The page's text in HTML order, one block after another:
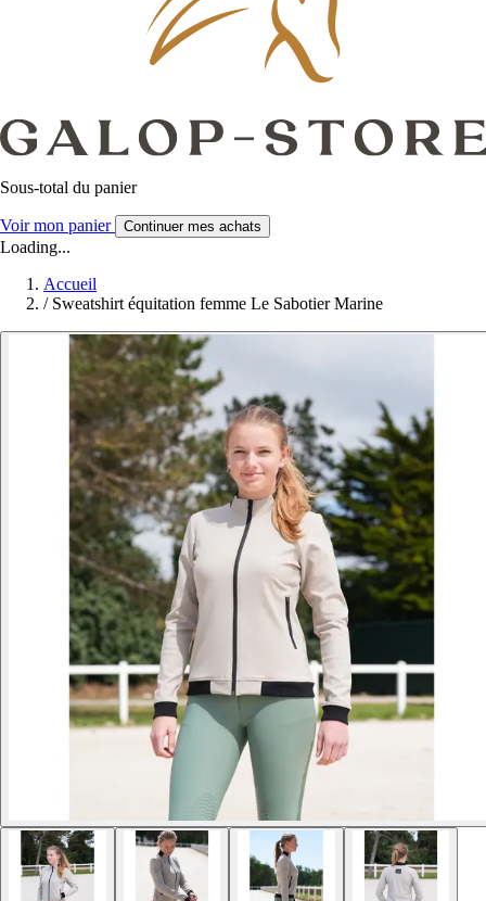
Sous-total du panier
Voir mon panier Continuer mes achats
Loading...
Accueil
/ Sweatshirt équitation femme Le Sabotier Marine